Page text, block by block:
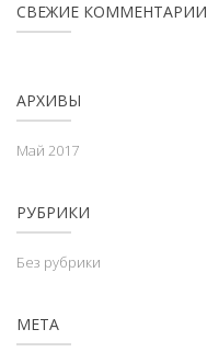
СВЕЖИЕ КОММЕНТАРИИ
АРХИВЫ
Май 2017
РУБРИКИ
Без рубрики
МЕТА